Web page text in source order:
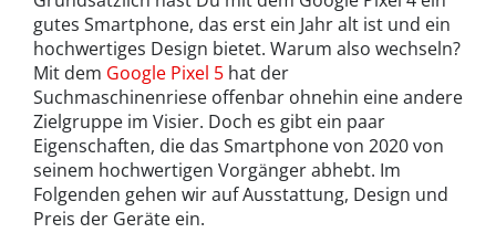
gutes Smartphone, das erst ein Jahr alt ist und ein
hochwertiges Design bietet. Warum also wechseln?
Mit dem Google Pixel 5 hat der
Suchmaschinenriese offenbar ohnehin eine andere
Zielgruppe im Visier. Doch es gibt ein paar
Eigenschaften, die das Smartphone von 2020 von
seinem hochwertigen Vorgänger abhebt. Im
Folgenden gehen wir auf Ausstattung, Design und
Preis der Geräte ein.